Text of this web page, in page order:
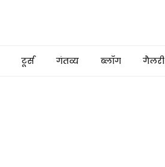
टूर्स गंतव्य ब्लॉग गैलरी